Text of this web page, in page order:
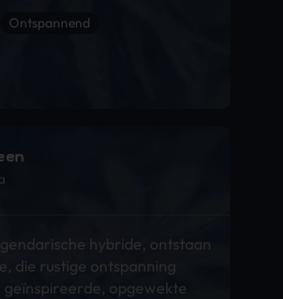
Ontspannend
hybride, ontstaan
die rustige ontspanning
opgewekte